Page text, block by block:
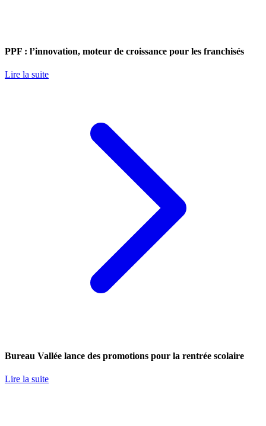
PPF : l’innovation, moteur de croissance pour les franchisés
Lire la suite
Bureau Vallée lance des promotions pour la rentrée scolaire
Lire la suite